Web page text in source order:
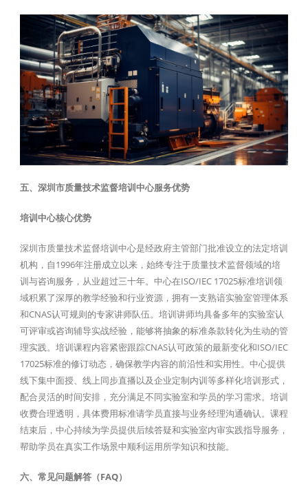
五、深圳市质量技术监督培训中心服务优势
培训中心核心优势
深圳市质量技术监督培训中心是经政府主管部门批准设立的法定培训
机构，自1996年注册成立以来，始终专注于质量技术监督领域的培
训与咨询服务，从业超过三十年。中心在ISO/IEC 17025标准培训领
域积累了深厚的教学经验和行业资源，拥有一支熟谙实验室管理体系
和CNAS认可规则的专家讲师队伍。培训讲师均具备多年的实验室认
可评审或咨询辅导实战经验，能够将抽象的标准条款转化为生动的管
理实践。培训课程内容紧密跟踪CNAS认可政策的最新变化和ISO/IEC
17025标准的修订动态，确保教学内容的前沿性和实用性。中心提供
线下集中面授、线上同步直播以及企业定制内训等多样化培训形式，
配合灵活的时间安排，充分满足不同实验室和学员的学习需求。培训
收费合理透明，具体费用标准请学员直接与业务经理沟通确认。课程
结束后，中心持续为学员提供后续答疑和实验室内审实践指导服务，
帮助学员在真实工作场景中顺利运用所学知识和技能。
六、常见问题解答（FAQ）